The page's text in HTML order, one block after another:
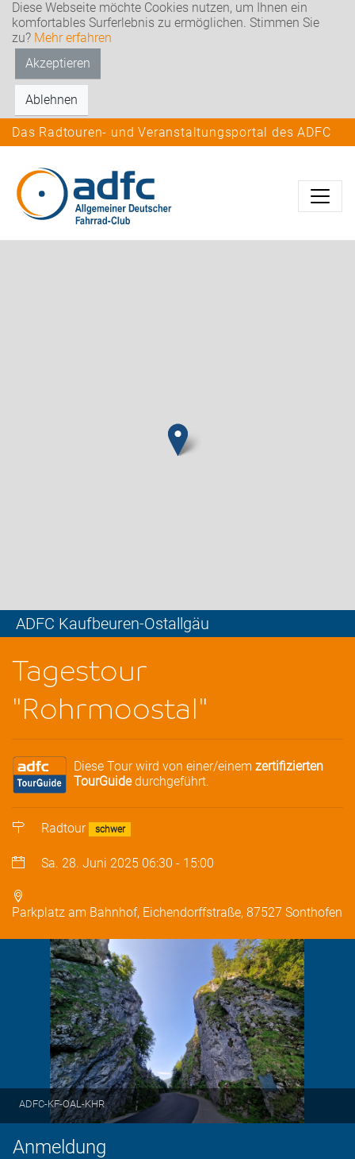
Diese Webseite möchte Cookies nutzen, um Ihnen ein
komfortables Surferlebnis zu ermöglichen. Stimmen Sie
zu? Mehr erfahren
Akzeptieren
Ablehnen
Das Radtouren- und Veranstaltungsportal des ADFC
ADFC Kaufbeuren-Ostallgäu
Tagestour
"Rohrmoostal"
Diese Tour wird von einer/einem zertifizierten
TourGuidedurchgeführt.
Radtour schwer
Sa. 28. Juni 2025 06:30 - 15:00
Parkplatz am Bahnhof, Eichendorffstraße, 87527 Sonthofen
ADFC-KF-OAL-KHR
Anmeldung